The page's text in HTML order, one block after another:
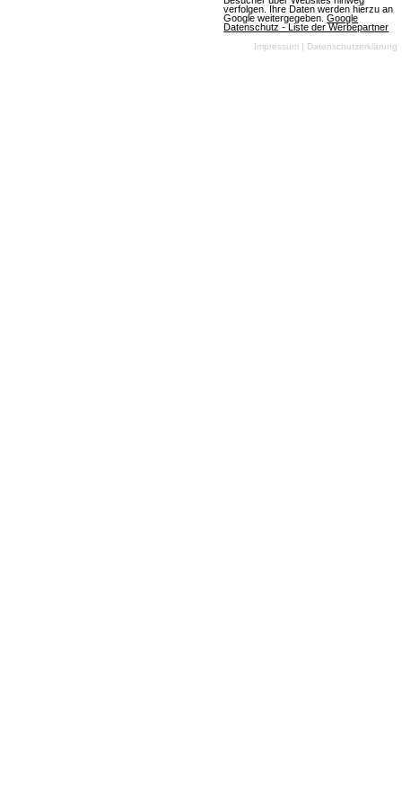
verfolgen. Ihre Daten werden hierzu an
Google weitergegeben.Google
Datenschutz - Liste der Werbepartner
Impressum | Datenschutzerklärung